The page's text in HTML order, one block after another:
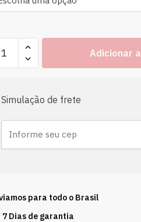
Adicionar
Simulação de frete
para todo o Brasil
7 Dias de garantia